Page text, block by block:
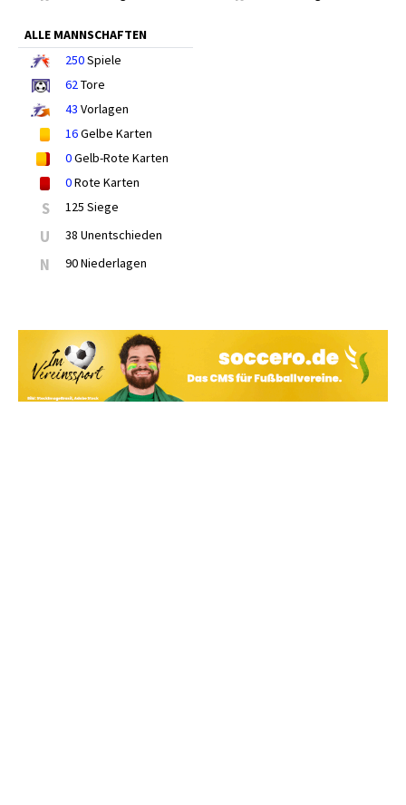
ALLE MANNSCHAFTEN
250Spiele
62 Tore
43 Vorlagen
16Gelbe Karten
0Gelb-Rote Karten
0Rote Karten
S 125 Siege
U 38 Unentschieden
N 90 Niederlagen